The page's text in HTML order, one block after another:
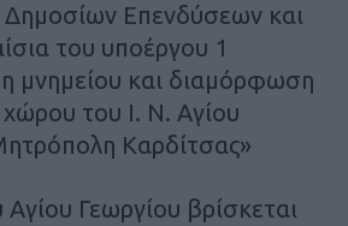
Επενδύσεων και
του υποέργου 1
μνημείου και διαμόρφωση
του Ι. Ν. Αγίου
Καρδίτσας»
Γεωργίου βρίσκεται